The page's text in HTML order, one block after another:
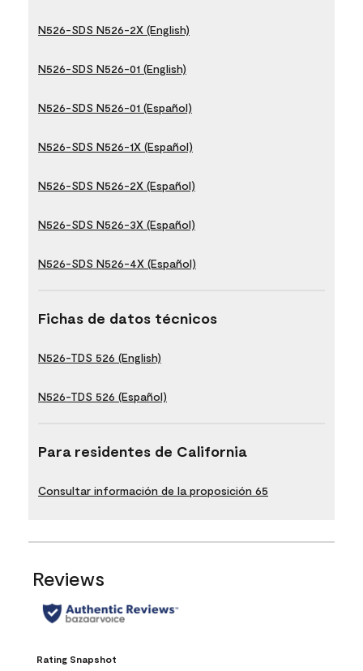
N526-SDS N526-2X (English)
N526-SDS N526-01 (English)
N526-SDS N526-01 (Español)
N526-SDS N526-1X (Español)
N526-SDS N526-2X (Español)
N526-SDS N526-3X (Español)
N526-SDS N526-4X (Español)
Fichas de datos técnicos
N526-TDS 526 (English)
N526-TDS 526 (Español)
Para residentes de California
Consultar información de la proposición 65
Reviews
Rating Snapshot